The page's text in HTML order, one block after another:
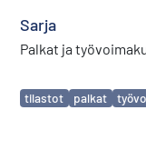
Sarja
Palkat ja
Avainsanat
tilastot palkat